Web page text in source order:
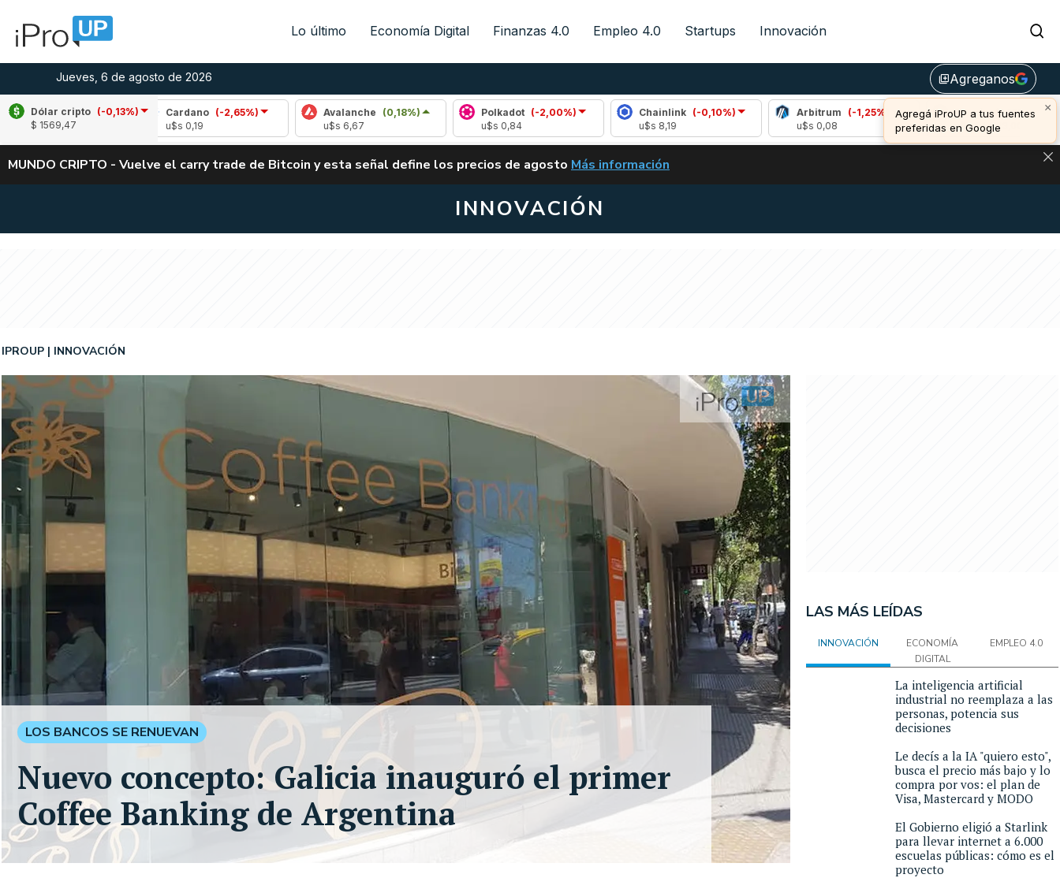
Lo último Economía Digital Finanzas 4.0 Empleo 4.0 Startups Innovación
Jueves, 6 de agosto de 2026 library_addAgreganos
×
Agregá iProUP a tus fuentes
preferidas en Google
Dólar cripto (-0,13%)
$ 1569,47
Cardano
(-2,65%)
Avalanche (0,18%)
Polkadot
(-2,00%)
Chainlink
(-0,10%)
Arbitrum
(-1,25%)
Bitcoin (1,12%)
u$s 64.833,00
ALERTA
MUNDO CRIPTO - Vuelve el carry trade de Bitcoin y esta señal define los precios de agosto VUELVE EL CARRY TRADE DE BITCOIN Y ESTA SEÑAL DEFINE LOS PRECIOS DE
Más información
INNOVACIÓN
IPROUP INNOVACIÓN
LOS BANCOS SE RENUEVAN
Nuevo concepto: Galicia inauguró el primer
Coffee Banking de Argentina
LAS MÁS LEÍDAS
INNOVACIÓN
ECONOMÍA
DIGITAL
EMPLEO 4.0
La inteligencia artificial
industrial no reemplaza a las
personas, potencia sus
decisiones
Le decís a la IA "quiero esto",
busca el precio más bajo y lo
compra por vos: el plan de
Visa, Mastercard y MODO
El Gobierno eligió a Starlink
para llevar internet a 6.000
escuelas públicas: cómo es el
proyecto